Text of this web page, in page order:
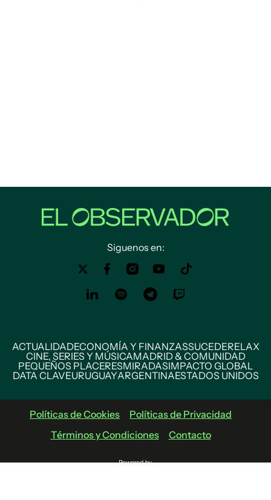
Siguenos en:
ACTUALIDADECONOMÍA Y FINANZASSUCEDERELAX
CINE, SERIES Y MÚSICAMADRID & COMUNIDAD
PEQUEÑOS PLACERESMIRADASIMPACTO GLOBAL
DATA CLAVEURUGUAYARGENTINAESTADOS UNIDOS
Políticas de Cookies
Políticas de Privacidad
Términos y Condiciones
Contacto